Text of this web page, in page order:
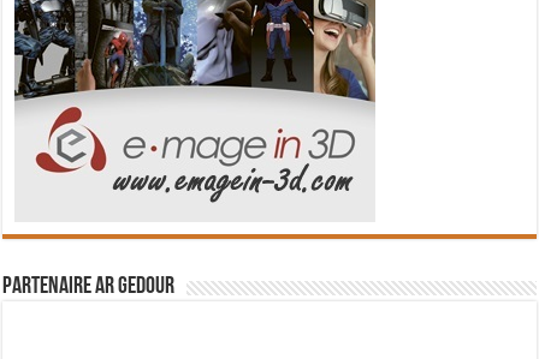
Partenaire Ar Gedour